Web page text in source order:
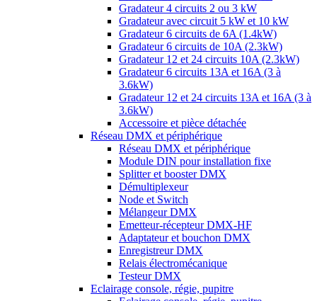
Gradateur 4 circuits 2 ou 3 kW
Gradateur avec circuit 5 kW et 10 kW
Gradateur 6 circuits de 6A (1.4kW)
Gradateur 6 circuits de 10A (2.3kW)
Gradateur 12 et 24 circuits 10A (2.3kW)
Gradateur 6 circuits 13A et 16A (3 à
3.6kW)
Gradateur 12 et 24 circuits 13A et 16A (3 à
3.6kW)
Accessoire et pièce détachée
Réseau DMX et périphérique
Réseau DMX et périphérique
Module DIN pour installation fixe
Splitter et booster DMX
Démultiplexeur
Node et Switch
Mélangeur DMX
Emetteur-récepteur DMX-HF
Adaptateur et bouchon DMX
Enregistreur DMX
Relais électromécanique
Testeur DMX
Eclairage console, régie, pupitre